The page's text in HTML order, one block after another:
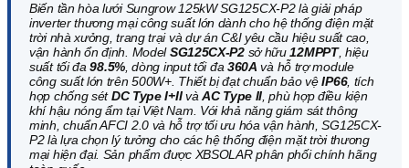
Biến tần hòa lưới Sungrow 125kW SG125CX-P2 là giải pháp
inverter thương mại công suất lớn dành cho hệ thống điện mặt
trời nhà xưởng, trang trại và dự án C&I yêu cầu hiệu suất cao,
vận hành ổn định. ModelSG125CX-P2sở hữu12MPPT, hiệu
suất tối đa98.5%, dòng input tối đa 360A và hỗ trợ module
công suất lớn trên 500W+. Thiết bị đạt chuẩn bảo vệIP66, tích
hợp chống sétDC Type I+IIvàAC Type II , phù hợp điều kiện
khí hậu nóng ẩm tại Việt Nam. Với khả năng giám sát thông
minh, chuẩn AFCI 2.0 và hỗ trợ tối ưu hóa vận hành, SG125CX-
P2 là lựa chọn lý tưởng cho các hệ thống điện mặt trời thương
mại hiện đại. Sản phẩm được XBSOLAR phân phối chính hãng